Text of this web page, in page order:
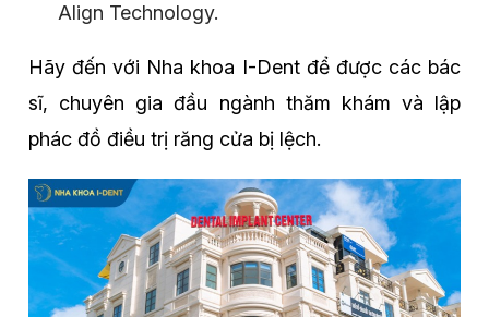
Align Technology.
Hãy đến với Nha khoa I-Dent để được các bác
sĩ, chuyên gia đầu ngành thăm khám và lập
phác đồ điều trị răng cửa bị lệch.